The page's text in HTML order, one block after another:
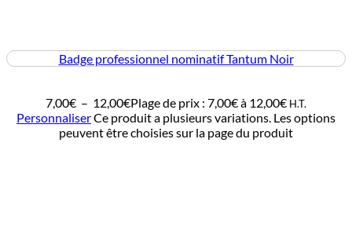
Badge professionnel nominatif Tantum Noir
7,00€ – 12,00€Plage de prix : 7,00€ à 12,00€ H.T.
PersonnaliserCe produit a plusieurs variations. Les options
peuvent être choisies sur la page du produit